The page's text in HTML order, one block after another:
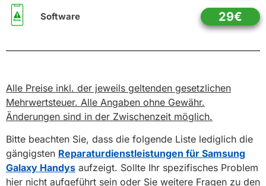
Software 29€
Alle Preise inkl. der jeweils geltenden gesetzlichen
Mehrwertsteuer. Alle Angaben ohne Gewähr.
Änderungen sind in der Zwischenzeit möglich.
Bitte beachten Sie, dass die folgende Liste lediglich die
gängigsten Reparaturdienstleistungen für Samsung
Galaxy Handys aufzeigt. Sollte Ihr spezifisches Problem
hier nicht aufgeführt sein oder Sie weitere Fragen zu den